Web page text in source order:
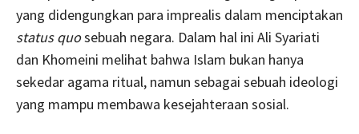
yang didengungkan para imprealis dalam menciptakan
status quosebuah negara. Dalam hal ini Ali Syariati
dan Khomeini melihat bahwa Islam bukan hanya
sekedar agama ritual, namun sebagai sebuah ideologi
yang mampu membawa kesejahteraan sosial.